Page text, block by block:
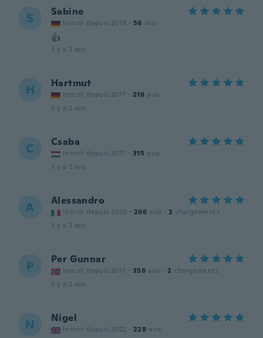
S Sabine
Inscrit depuis 2019 · 56 avis
👍
il y a 2 ans
H Hartmut
Inscrit depuis 2017 · 218 avis
il y a 2 ans
C Csaba
Inscrit depuis 2017 · 315 avis
il y a 2 ans
A Alessandro
Inscrit depuis 2020 · 266 avis · 2 chargements
il y a 2 ans
P Per Gunnar
Inscrit depuis 2017 · 358 avis · 2 chargements
il y a 2 ans
N Nigel
Inscrit depuis 2022 · 228 avis